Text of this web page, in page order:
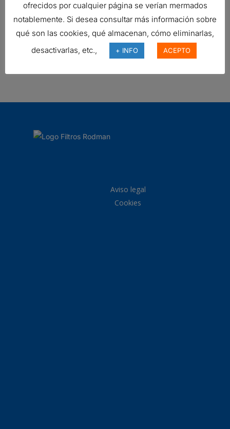
FILTRO DE AIRE, FWG CYCLOPAC
479,17€
Aviso legal
Cookies
ofrecidos por cualquier página se verían mermados
notablemente. Si desea consultar más información sobre
qué son las cookies, qué almacenan, cómo eliminarlas,
desactivarlas, etc.,
+ INFO ACEPTO